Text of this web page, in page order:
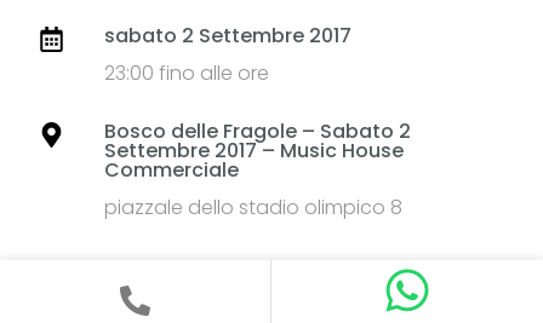
sabato 2 Settembre 2017
23:00 fino alle ore
Bosco delle Fragole – Sabato 2
Settembre 2017 – Music House
Commerciale
piazzale dello stadio olimpico 8